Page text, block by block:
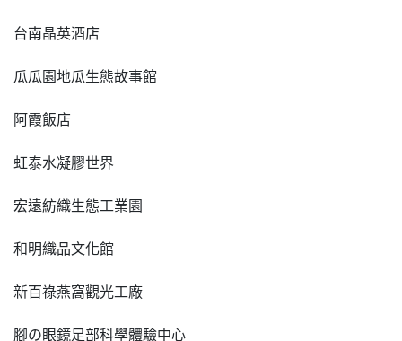
台南晶英酒店
瓜瓜園地瓜生態故事館
阿霞飯店
虹泰水凝膠世界
宏遠紡織生態工業園
和明織品文化館
新百祿燕窩觀光工廠
腳の眼鏡足部科學體驗中心